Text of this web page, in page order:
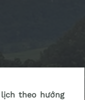
theo hướng